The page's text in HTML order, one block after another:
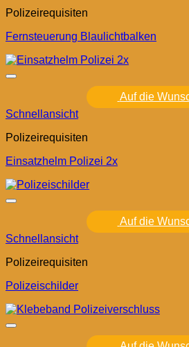
Polizeirequisiten
Fernsteuerung Blaulichtbalken
Auf die
Schnellansicht
Polizeirequisiten
Einsatzhelm Polizei 2x
Auf die
Schnellansicht
Polizeirequisiten
Polizeischilder